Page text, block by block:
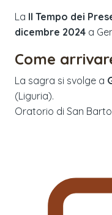
La Il Tempo dei
dicembre 2024 a
Come
La sagra si svolge a
(Liguria).
Oratorio di San